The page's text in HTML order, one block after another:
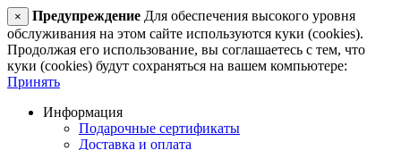
× Предупреждение Для обеспечения высокого уровня
обслуживания на этом сайте используются куки (cookies).
Продолжая его использование, вы соглашаетесь с тем, что
куки (cookies) будут сохраняться на вашем компьютере:
Принять
Информация
Подарочные сертификаты
Доставка и оплата